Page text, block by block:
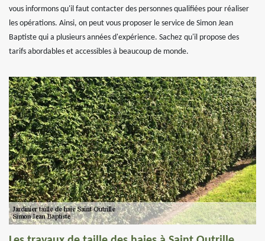
vous informons qu'il faut contacter des personnes qualifiées pour réaliser
les opérations. Ainsi, on peut vous proposer le service de Simon Jean
Baptiste qui a plusieurs années d'expérience. Sachez qu'il propose des
tarifs abordables et accessibles à beaucoup de monde.